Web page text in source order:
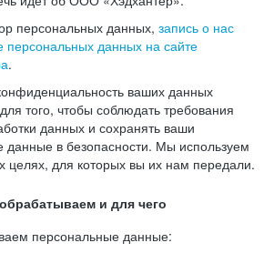
персональных данных, запись о нас
персональных данных на сайте
.
ваших данных
того, чтобы соблюдать требования
данных и сохранять ваши
данные в безопасности. Мы используем
целях, для которых вы их нам передали.
и для чего
персональные данные: